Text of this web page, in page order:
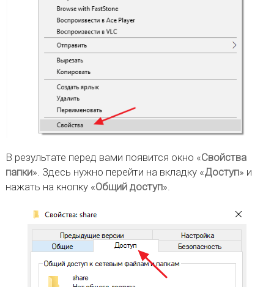
В результате перед вами появится окно «Свойства
папки». Здесь нужно перейти на вкладку «Доступ» и
нажать на кнопку «Общий доступ».